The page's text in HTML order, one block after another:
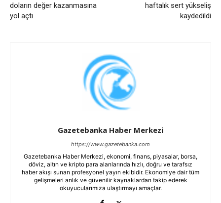
doların değer kazanmasına
yol açtı
haftalık sert yükseliş
kaydedildi
Gazetebanka Haber Merkezi
https://www.gazetebanka.com
Gazetebanka Haber Merkezi, ekonomi, finans, piyasalar, borsa,
döviz, altın ve kripto para alanlarında hızlı, doğru ve tarafsız
haber akışı sunan profesyonel yayın ekibidir. Ekonomiye dair tüm
gelişmeleri anlık ve güvenilir kaynaklardan takip ederek
okuyucularımıza ulaştırmayı amaçlar.